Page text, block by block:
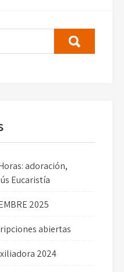
adoración,
Eucaristía
2025
abiertas
2024